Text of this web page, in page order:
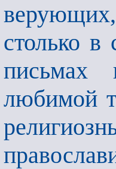
столько в
письмах
любимой